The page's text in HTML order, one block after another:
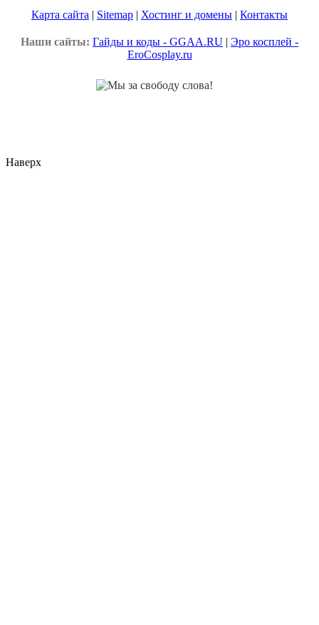
Карта сайта | Sitemap | Хостинг и домены | Контакты
Наши сайты: Гайды и коды - GGAA.RU | Эро косплей -
EroCosplay.ru
Наверх